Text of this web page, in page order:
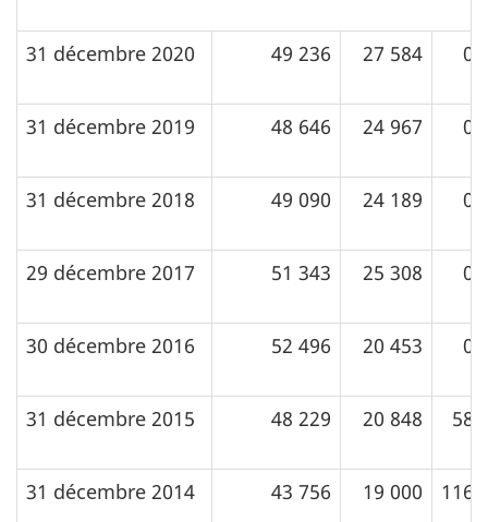
31 décembre 2020 49 236 27 584 0
31 décembre 2019 48 646 24 967 0
31 décembre 2018 49 090 24 189 0
29 décembre 2017 51 343 25 308 0
30 décembre 2016 52 496 20 453 0
31 décembre 2015 48 229 20 848 58
31 décembre 2014 43 756 19 000 116